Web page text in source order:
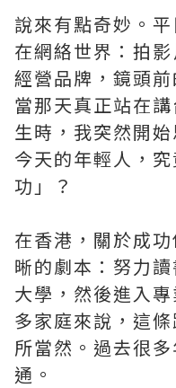
說來有點奇妙。
在網絡世界：拍
經營品牌，鏡頭
當那天真正站在
生時，我突然開
今天的年輕人，
功」？
在香港，關於成
晰的劇本：努力
大學，然後進入
多家庭來說，這
所當然。過去很
通。